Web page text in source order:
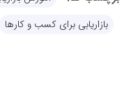
بازاریابی برای کسب و کارها